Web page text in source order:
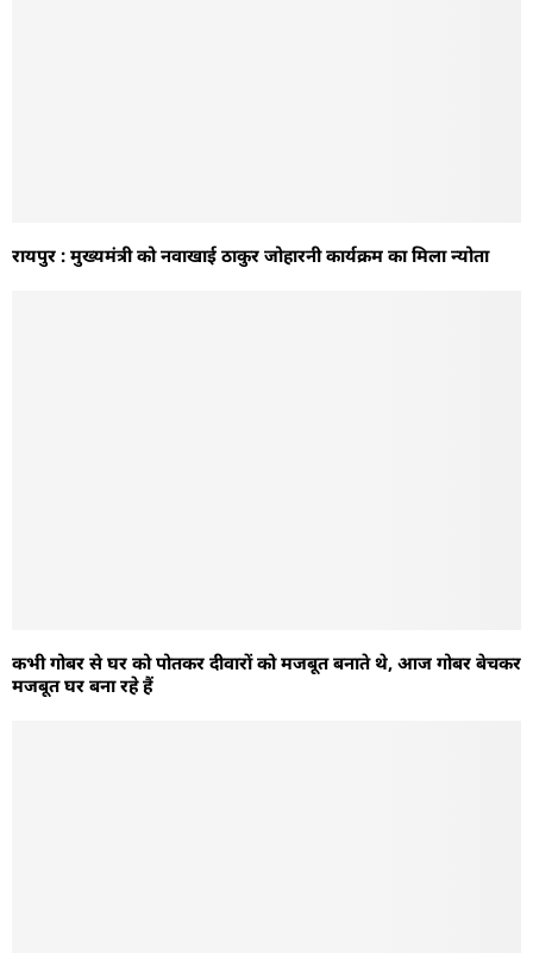
रायपुर : मुख्यमंत्री को नवाखाई ठाकुर जोहारनी कार्यक्रम का मिला न्योता
कभी गोबर से घर को पोतकर दीवारों को मजबूत बनाते थे, आज गोबर बेचकर
मजबूत घर बना रहे हैं